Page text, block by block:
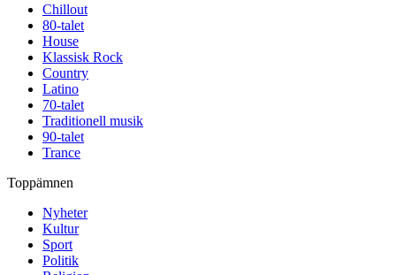
Chillout
80-talet
House
Klassisk Rock
Country
Latino
70-talet
Traditionell musik
90-talet
Trance
Toppämnen
Nyheter
Kultur
Sport
Politik